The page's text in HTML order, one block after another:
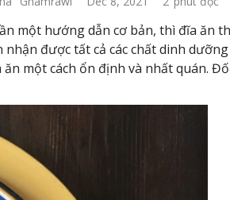
một hướng dẫn cơ bản, thì đĩa ăn
được tất cả các chất dinh
một cách ổn định và nhất quán.